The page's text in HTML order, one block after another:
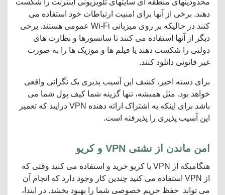
دهند. برخی از آنها برای امنیت ارتباطات خود استفاده می
کنند در حالیکه بر روی میزبانی Wi-Fi عمومی هستند. برخی
دیگر از آنها استفاده می کنند تا سانسورها و نظارت های
دولتی را شکست دهند یا فیلم ها و موزیک ها را به صورت
غیر قانونی دانلود کنند.
برای دسته اخیر، کشف این آسیب پذیری یک نگرانی واقعی
خواهد بود. مثل همیشه، تنها گزینه شما کیف پول شما می
باشد برای اینکه به اشتراک ارائه دهنده VPN درایید که تعمیر
این آسیب پذیری را پذیرفته است.
امن ماندن از نشتی VPN و کریو
هنگامیکه از VPN یا کریو خرید و استفاده می کنید وقتی که
از VPN استفاده می کنید چندین کار وجود دارد که انجام آن
می تواند حفظ حریم خصوصی شما را بهبود بخشد. در ابتدا،